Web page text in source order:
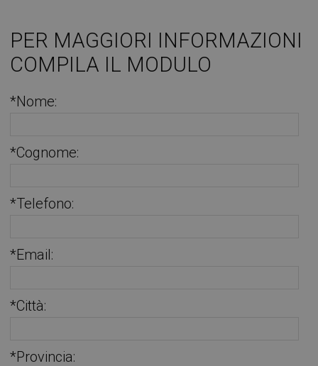
PER MAGGIORI INFORMAZIONI
COMPILA IL MODULO
*Nome:
*Cognome:
*Telefono:
*Email:
*Città:
*Provincia: